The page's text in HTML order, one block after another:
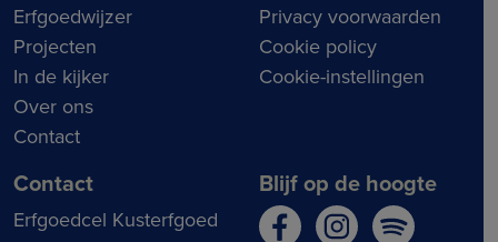
Erfgoedwijzer
Projecten
In de kijker
Over ons
Contact
Privacy voorwaarden
Cookie policy
Cookie-instellingen
Contact
Erfgoedcel Kusterfgoed
Blijf op de hoogte